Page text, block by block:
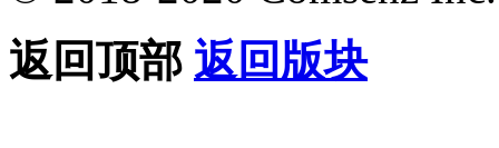
返回顶部 返回版块